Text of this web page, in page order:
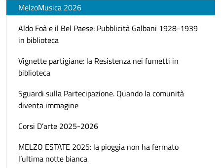
MelzoMusica 2026
Aldo Foà e il Bel Paese: Pubblicità Galbani 1928-1939
in biblioteca
Vignette partigiane: la Resistenza nei fumetti in
biblioteca
Sguardi sulla Partecipazione. Quando la comunità
diventa immagine
Corsi D’arte 2025-2026
MELZO ESTATE 2025: la pioggia non ha fermato
l’ultima notte bianca